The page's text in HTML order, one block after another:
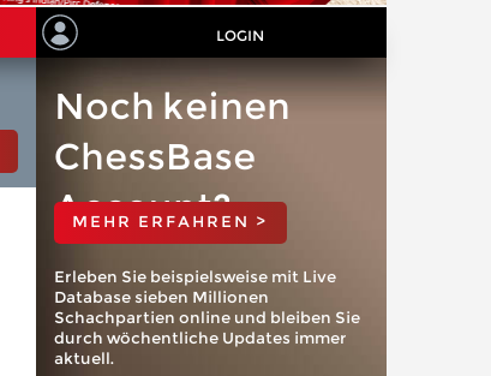
LOGIN
Noch keinen
ChessBase
Account?
MEHR ERFAHREN >
Erleben Sie beispielsweise mit Live
Database sieben Millionen
Schachpartien online und bleiben Sie
durch wöchentliche Updates immer
aktuell.